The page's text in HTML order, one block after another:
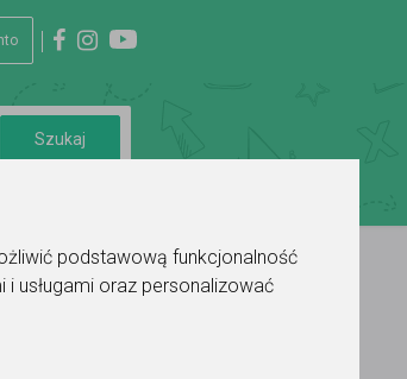
podstawową funkcjonalność
usługami oraz personalizować